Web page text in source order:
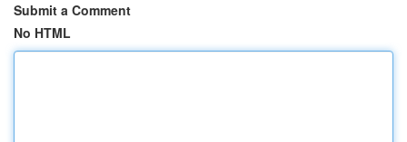
Submit a Comment
No HTML